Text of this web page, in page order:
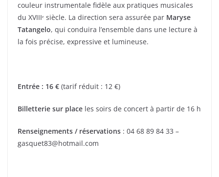
couleur instrumentale fidèle aux pratiques musicales
du XVIIIᵉ siècle. La direction sera assurée par Maryse
Tatangelo, qui conduira l’ensemble dans une lecture à
la fois précise, expressive et lumineuse.
Entrée : 16 € (tarif réduit : 12 €)
Billetterie sur place les soirs de concert à partir de 16 h
Renseignements / réservations : 04 68 89 84 33 –
gasquet83@hotmail.com